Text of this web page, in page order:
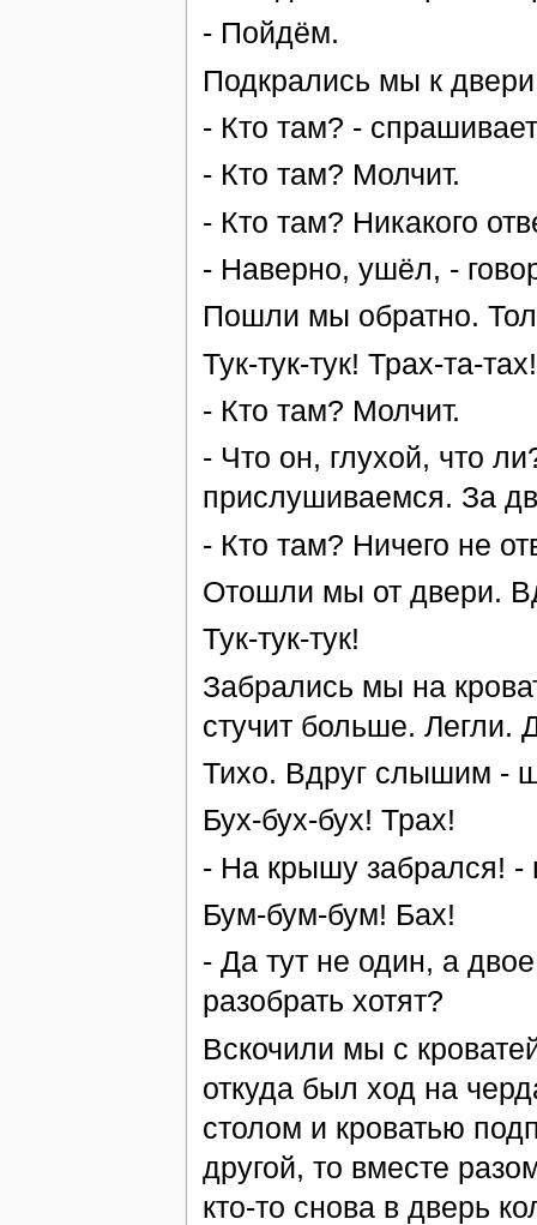
- Пойдём.
Подкрались мы к
- Кто там? -
- Кто там? Молчит.
- Кто там? Никакого
- Наверно, ушёл, -
Пошли мы обратно.
Тук-тук-тук! Трах-та-
- Кто там? Молчит.
- Что он, глухой, что
прислушиваемся. За
- Кто там? Ничего не
Отошли мы от двери.
Тук-тук-тук!
Забрались мы на
стучит больше. Легли.
Тихо. Вдруг слышим -
Бух-бух-бух! Трах!
- На крышу забрался! -
Бум-бум-бум! Бах!
- Да тут не один, а
разобрать хотят?
Вскочили мы с
откуда был ход на
столом и кроватью
другой, то вместе
кто-то снова в дверь